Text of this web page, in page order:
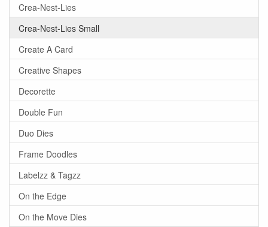
Crea-Nest-Lies
Crea-Nest-Lies Small
Create A Card
Creative Shapes
Decorette
Double Fun
Duo Dies
Frame Doodles
Labelzz & Tagzz
On the Edge
On the Move Dies